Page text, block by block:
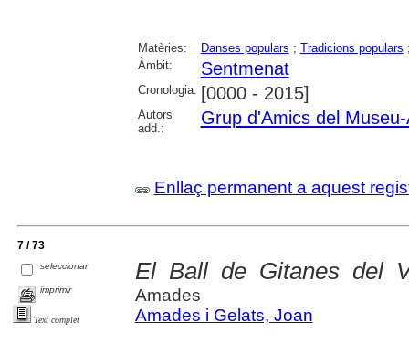
Matèries: Danses populars ; Tradicions populars
Àmbit:
Sentmenat
Cronologia: [0000 - 2015]
Autors
add.:
Grup d'Amics del
Enllaç permanent a aquest
7 / 73
seleccionar
imprimir
Text complet
El Ball de Gitanes del
Amades
Amades i Gelats, Joan